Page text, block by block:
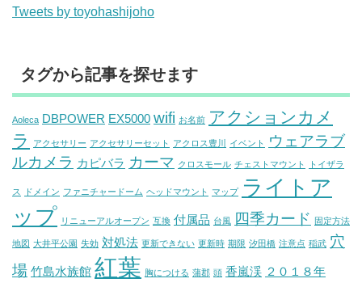
Tweets by toyohashijoho
タグから記事を探せます
Aoleca DBPOWER EX5000 wifi お名前 アクションカメ
ラ
アクセサリー アクセサリーセット アクロス豊川 イベント
ウェアラブ
ルカメラ カピバラ カーマ クロスモール チェストマウント トイザラ
ス ドメイン ファニチャードーム ヘッドマウント マップ ライトア
ップ リニューアルオープン 互換 付属品 台風 四季カード 固定方法
地図 大井平公園 失効 対処法 更新できない 更新時 期限 汐田橋 注意点 稲武 穴
場 竹島水族館 紅葉 胸につける 蒲郡 頭 香嵐渓 ２０１８年